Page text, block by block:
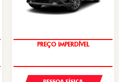
PREÇO IMPERDÍVEL